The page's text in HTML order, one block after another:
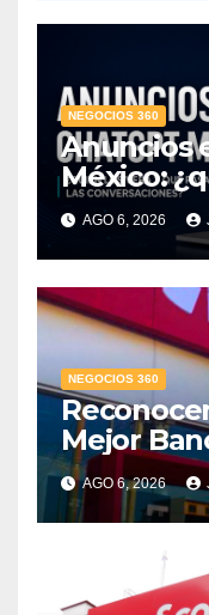
NEGOCIOS 360
Anuncios
México:
pasará
AGO 6, 2026
NEGOCIOS 360
Mejor
supera
crediticio
AGO 6, 2026